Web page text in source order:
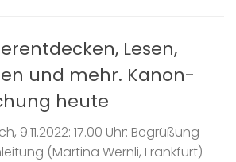
Lesen,
und mehr. Kanon-
heute
9.11.2022: 17.00 Uhr: Begrüßung
(Martina Wernli, Frankfurt)